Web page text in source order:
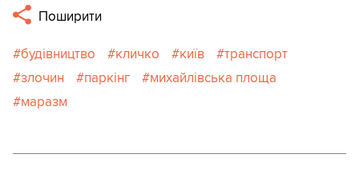
Поширити
будівництво кличко київ
транспорт
злочин
паркінг
михайлівська площа
маразм